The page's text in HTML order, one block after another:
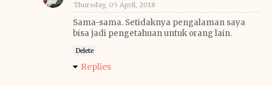
Thursday, 05 April, 2018
Sama-sama. Setidaknya pengalaman saya
bisa jadi pengetahuan untuk orang lain.
Delete
Replies